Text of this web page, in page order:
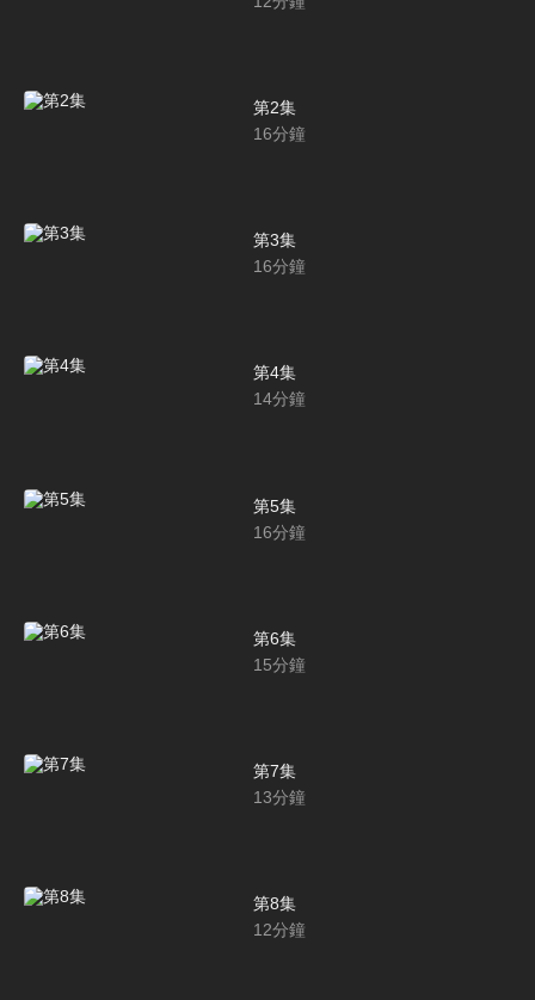
第2集
16分鐘
第3集
16分鐘
第4集
14分鐘
第5集
16分鐘
第6集
15分鐘
第7集
13分鐘
第8集
12分鐘